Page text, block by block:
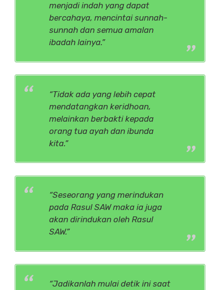
menjadi indah yang dapat
bercahaya, mencintai sunnah-
sunnah dan semua amalan
ibadah lainya.”
“Tidak ada yang lebih cepat
mendatangkan keridhoan,
melainkan berbakti kepada
orang tua ayah dan ibunda
kita.”
“Seseorang yang merindukan
pada Rasul SAW maka ia juga
akan dirindukan oleh Rasul
SAW.”
“Jadikanlah mulai detik ini saat